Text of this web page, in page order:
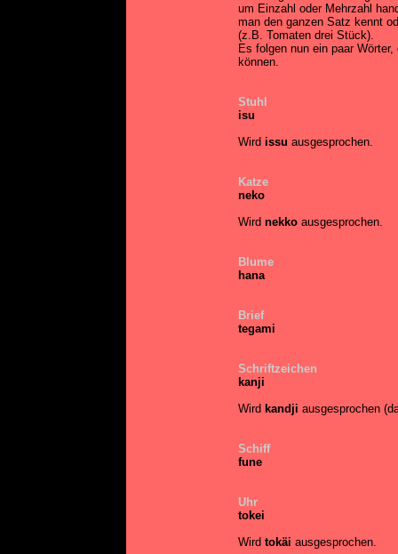
um Einzahl oder Mehrzahl
man den ganzen Satz kennt
(z.B. Tomaten drei Stück).
Es folgen nun ein paar
können.
Stuhl
isu
Wird issu ausgesprochen.
Katze
neko
Wird nekko ausgesprochen.
Blume
hana
Brief
tegami
Schriftzeichen
kanji
Wird kandji ausgesprochen
Schiff
fune
Uhr
tokei
Wird tokäi ausgesprochen.